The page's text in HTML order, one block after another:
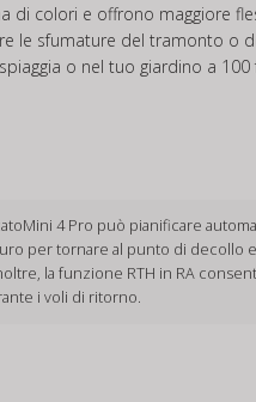
di colori e offrono maggiore
le sfumature del tramonto o
o nel tuo giardino a 100
4 Pro può pianificare
per tornare al punto di decollo
la funzione RTH in RA
i voli di ritorno.